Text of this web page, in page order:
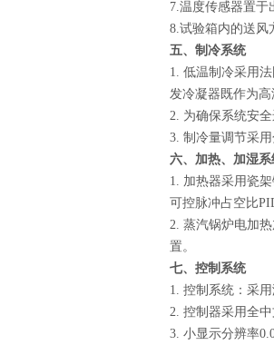
7.温度传感器置于
8.试验箱内的送风
五、制冷系统
1. 低温制冷采用
发冷凝器既作为高
2. 为确保系统安
3. 制冷量调节采用
六、加热、加湿系
1. 加热器采用瓷
可控脉冲占空比
2. 蒸汽锅炉电加
置。
七、控制系统
1. 控制系统：采
2. 控制器采用全中
3. 小显示分辨率